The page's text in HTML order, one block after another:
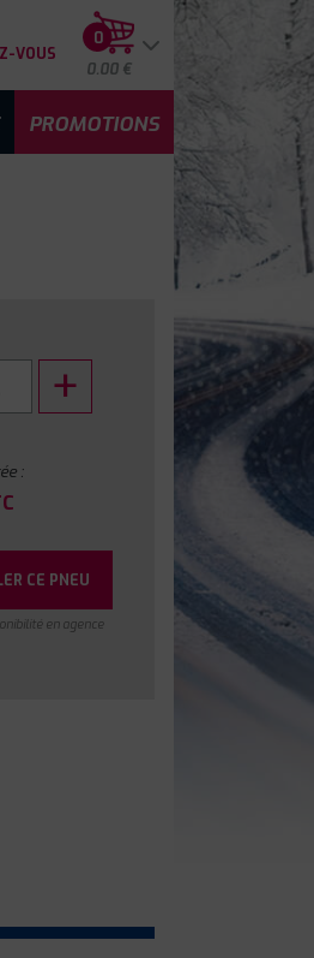
VOUS
0
0.00 €
PROMOTIONS
:
CE PNEU
en agence